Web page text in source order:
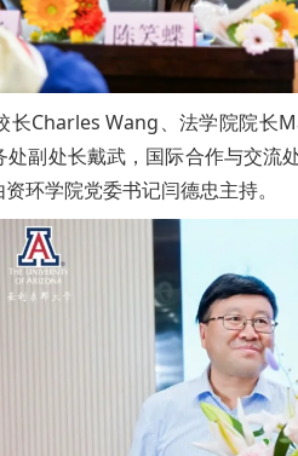
长Charles Wang、法学院院
副处长戴武，国际合作与交
环学院党委书记闫德忠主持。